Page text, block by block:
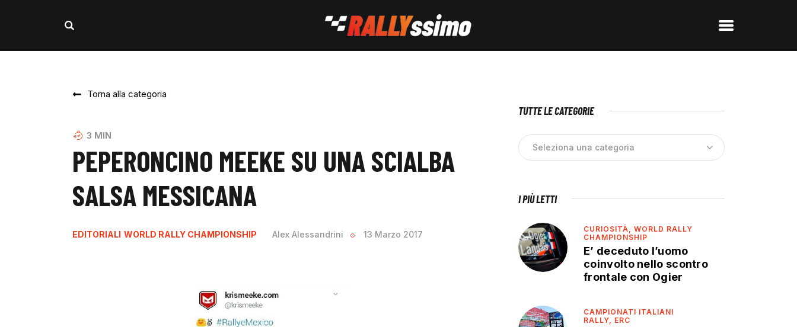
Torna alla categoria
3 MIN
PEPERONCINO MEEKE SU UNA SCIALBA
SALSA MESSICANA
EDITORIALI WORLD RALLY CHAMPIONSHIP Alex Alessandrini 13 Marzo 2017
TUTTE LE CATEGORIE
I PIÙ LETTI
CURIOSITÀ,WORLD RALLY
CHAMPIONSHIP
E’ deceduto l’uomo
coinvolto nello scontro
frontale con Ogier
CAMPIONATI ITALIANI
RALLY, ERC